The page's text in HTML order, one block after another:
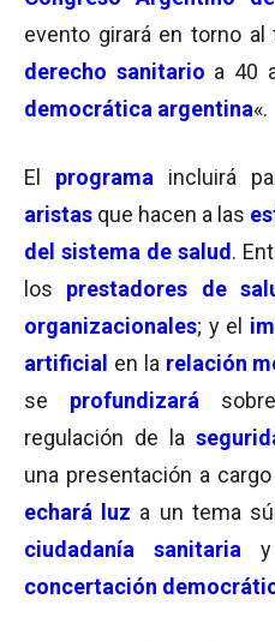
evento girará en torno al
derecho sanitario a 40
democrática argentina«.
El programa incluirá
aristas que hacen a las
del sistema de salud .
los prestadores de
organizacionales; y el
artificial en la relación
se profundizará
regulación de la
una presentación a
echará luz a un tema
ciudadanía sanitaria y
concertación